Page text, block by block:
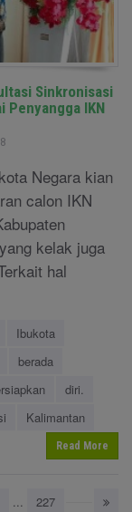
Sinkronisasi
IKN
Negara kian
calon IKN
kelak juga
hal
Ibukota
berada
diri.
Kalimantan
Read More
... 227